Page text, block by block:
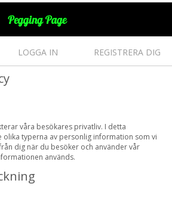
LOGGA IN REGISTRERA DIG
våra besökares privatliv. I detta
typerna av personlig information som vi
dig när du besöker och använder vår
används.